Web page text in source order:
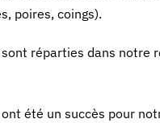
poires, coings).
réparties dans notre
été un succès pour